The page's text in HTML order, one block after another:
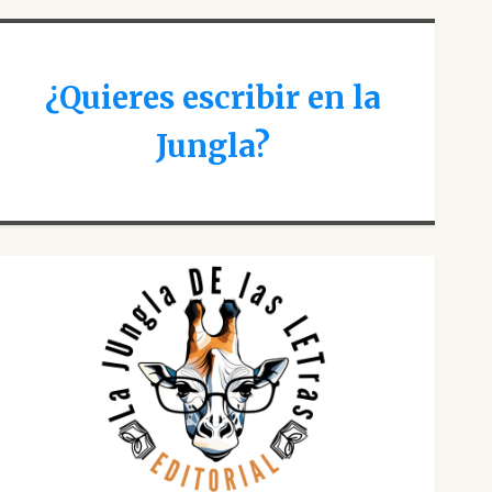
¿Quieres escribir en la
Jungla?